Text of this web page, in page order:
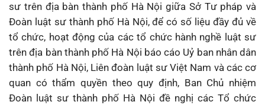
sư trên địa bàn thành phố Hà Nội giữa Sở Tư pháp và
Đoàn luật sư thành phố Hà Nội, để có số liệu đầy đủ về
tổ chức, hoạt động của các tổ chức hành nghề luật sư
trên địa bàn thành phố Hà Nội báo cáo Uỷ ban nhân dân
thành phố Hà Nội, Liên đoàn luật sư Việt Nam và các cơ
quan có thẩm quyền theo quy định, Ban Chủ nhiệm
Đoàn luật sư thành phố Hà Nội đề nghị các Tổ chức